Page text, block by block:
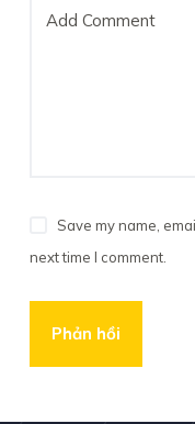
Add Comment
Save my name,
next time I comment.
Phản hồi